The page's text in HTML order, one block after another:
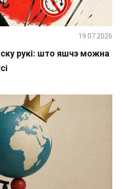
рукі: што яшчэ можна
19.07.2026